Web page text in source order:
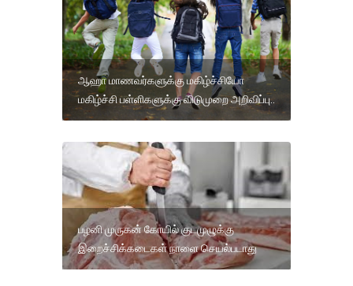
ஆஹா மாணவர்களுக்கு மகிழ்ச்சியோ
மகிழ்ச்சி பள்ளிகளுக்கு விடுமுறை அறிவிப்பு..
பழனி முருகன் கோயில் குடமுழுக்கு
இறைச்சிக்கடைகள் நாளை செயல்படாது